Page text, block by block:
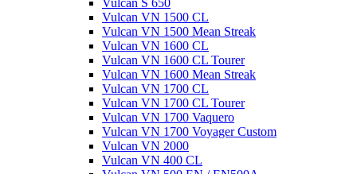
Vulcan S 650
Vulcan VN 1500 CL
Vulcan VN 1500 Mean Streak
Vulcan VN 1600 CL
Vulcan VN 1600 CL Tourer
Vulcan VN 1600 Mean Streak
Vulcan VN 1700 CL
Vulcan VN 1700 CL Tourer
Vulcan VN 1700 Vaquero
Vulcan VN 1700 Voyager Custom
Vulcan VN 2000
Vulcan VN 400 CL